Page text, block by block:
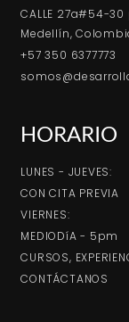
CALLE 27a#54-
Medellín,
+57 350 6377773
HORARIO
LUNES - JUEVES:
CON CITA PREVIA
VIERNES:
MEDIODíA - 5pm
CURSOS,
CONTÁCTANOS